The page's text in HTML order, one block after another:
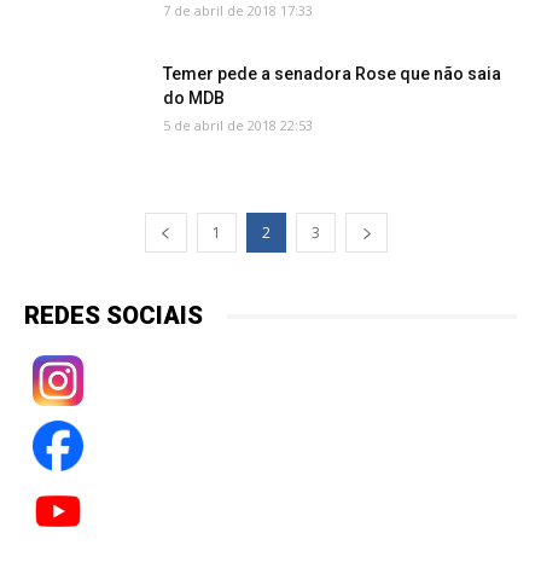
7 de abril de 2018 17:33
Temer pede a senadora Rose que não saia
do MDB
5 de abril de 2018 22:53
1 2 3
REDES SOCIAIS